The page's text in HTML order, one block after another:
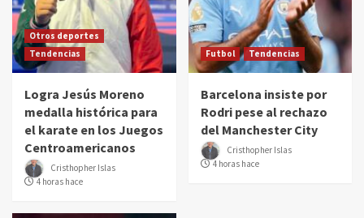
Otros deportes
Tendencias
Logra Jesús Moreno
medalla histórica para
el karate en los Juegos
Centroamericanos
Cristhopher Islas
4 horas hace
Futbol Tendencias
Barcelona insiste por
Rodri pese al rechazo
del Manchester City
Cristhopher Islas
4 horas hace